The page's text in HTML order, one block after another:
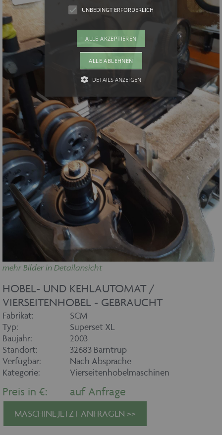
mehr Bilder in Detailansicht
HOBEL- UND KEHLAUTOMAT /
VIERSEITENHOBEL - GEBRAUCHT
Fabrikat:
SCM
Typ:
Superset XL
Baujahr:
2003
Standort:
32683 Barntrup
Verfügbar:
Nach Absprache
Kategorie:
Vierseitenhobelmaschinen
Preis in €: auf Anfrage
MASCHINE JETZT ANFRAGEN >>
UNBEDINGT ERFORDERLICH
ALLE AKZEPTIEREN
ALLE ABLEHNEN
DETAILS ANZEIGEN
Unbedingt erforderlich
Unbedingt erforderliche Cookies
ermöglichen wesentliche
Kernfunktionen der Website wie auch
dieses Cookie-Banner. Ohne die
unbedingt erforderlichen Cookies kann
die Website nicht ordnungsgemäß
verwendet werden. Als Besucher
müssten Sie beispielsweise ohne dieses
Cookie-Banner auf jeder Seite Ihre
Zustimmung geben.
Name Ablaufdatum
maschinenhandel
www.maschinen-
fuer-holz.de
Session
CookieScriptConsent
fuer-holz.de